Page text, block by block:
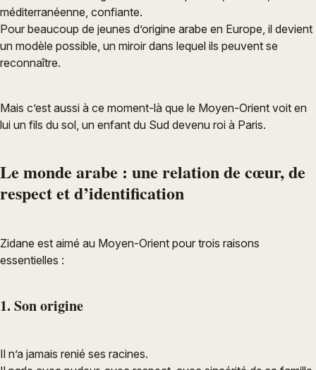
méditerranéenne, confiante.
Pour beaucoup de jeunes d’origine arabe en Europe, il devient
un modèle possible, un miroir dans lequel ils peuvent se
reconnaître.
Mais c’est aussi à ce moment-là que le Moyen-Orient voit en
lui un fils du sol, un enfant du Sud devenu roi à Paris.
Le monde arabe : une relation de cœur, de
respect et d’identification
Zidane est aimé au Moyen-Orient pour trois raisons
essentielles :
1. Son origine
Il n’a jamais renié ses racines.